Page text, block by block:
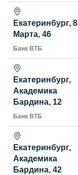
Екатеринбург, 8
Марта, 46
Банк ВТБ
Екатеринбург,
Академика
Бардина, 12
Банк ВТБ
Екатеринбург,
Академика
Бардина, 42